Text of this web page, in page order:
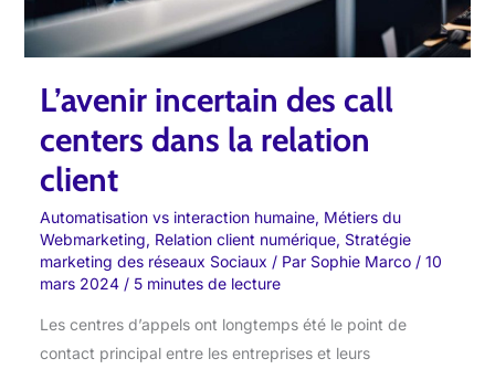
L’avenir incertain des call
centers dans la relation
client
Automatisation vs interaction humaine, Métiers du
Webmarketing, Relation client numérique, Stratégie
marketing des réseaux Sociaux / Par Sophie Marco / 10
mars 2024 / 5 minutes de lecture
Les centres d’appels ont longtemps été le point de
contact principal entre les entreprises et leurs
client